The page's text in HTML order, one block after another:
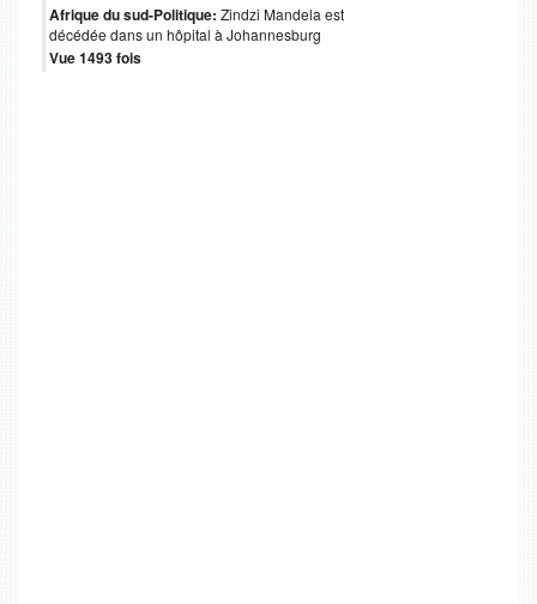
Afrique du sud-Politique: Zindzi Mandela est
décédée dans un hôpital à Johannesburg
Vue 1493 fois